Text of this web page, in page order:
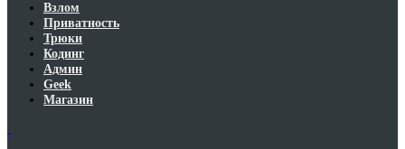
Взлом
Приватность
Трюки
Кодинг
Админ
Geek
Магазин